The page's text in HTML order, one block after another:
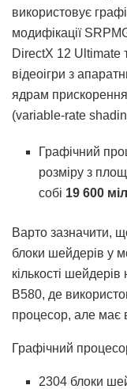
використовує
модифікації
DirectX 12 Ultimate
відеоігри з
ядрам
(variable-rate
Графічний
розміру з
собі 19 600
Варто зазначити,
блоки шейдерів у
кількості
B580, де
процесор, але має
Графічний
2304 блоки